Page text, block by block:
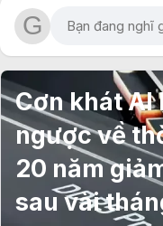
Cơn khát AI
ngược về
20 năm
sau vài